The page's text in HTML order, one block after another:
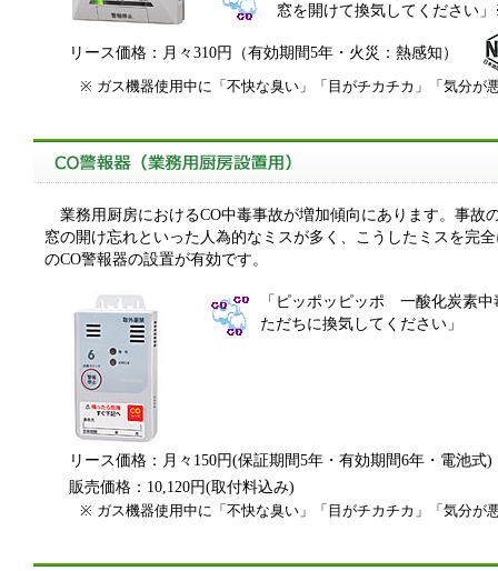
窓を開けて換気してください
リース価格：月々310円（有効期間5年・火災：熱感知）
※ ガス機器使用中に「不快な臭い」「目がチカチカ」「気分が
業務用厨房におけるCO中毒事故が増加傾向にあります。事故
窓の開け忘れといった人為的なミスが多く、こうしたミスを完
のCO警報器の設置が有効です。
「ピッポッピッポ 一酸化炭素
ただちに換気してください」
リース価格：月々150円(保証期間5年・有効期間6年・電池式)
販売価格：10,120円(取付料込み)
※ ガス機器使用中に「不快な臭い」「目がチカチカ」「気分が